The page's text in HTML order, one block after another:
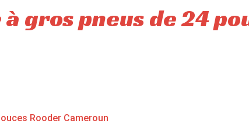
gros pneus de 24